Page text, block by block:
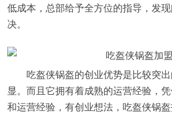
低成本，总部给予全方位的指导，发
决。
吃盔侠锅盔的创业优势是比较突出
显。而且它拥有着成熟的运营经验，
和运营经验，有创业想法，吃盔侠锅盔